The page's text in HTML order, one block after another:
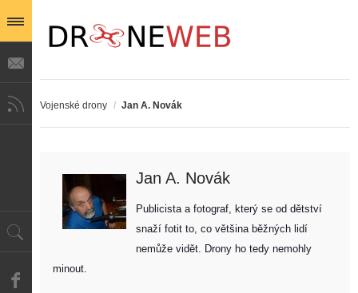
Vojenské drony / Jan A. Novák
Jan A. Novák
Publicista a fotograf, který se od dětství
snaží fotit to, co většina běžných lidí
nemůže vidět. Drony ho tedy nemohly
minout.